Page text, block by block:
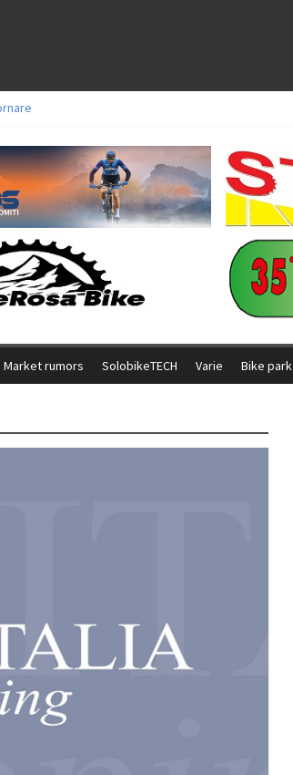
e Gallis. Signorelli 5^ la migliore tra gli italiani
sfida agonistica di una leggendaria storia
argento azzurro a Monteceneri
Market rumors SolobikeTECH Varie Bike park